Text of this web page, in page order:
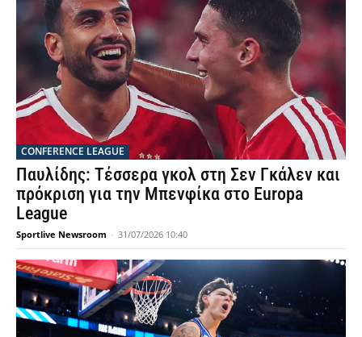
CONFERENCE LEAGUE
Παυλίδης: Τέσσερα γκολ στη Σεν Γκάλεν και
πρόκριση για την Μπενφίκα στο Europa
League
Sportlive Newsroom - 31/07/2026 10:40